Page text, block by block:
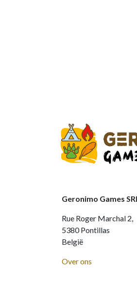
Geronimo Games
Rue Roger Marchal 2,
5380 Pontillas
België
Over ons